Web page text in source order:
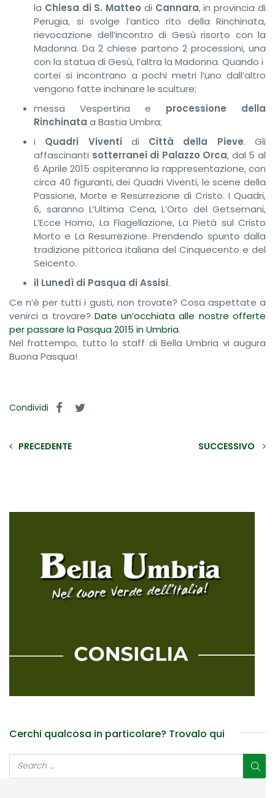
la Chiesa di S. Matteo di Cannara, in provincia di
Perugia, si svolge l’antico rito della Rinchinata,
rievocazione dell’incontro di Gesù risorto con la
Madonna. Da 2 chiese partono 2 processioni, una
con la statua di Gesù, l’altra la Madonna. Quando i
cortei si incontrano a pochi metri l’uno dall’altro
vengono fatte inchinare le sculture;
messa Vespertina e processione della
Rinchinata a Bastia Umbra;
i Quadri Viventi di Città della Pieve. Gli
affascinanti sotterranei di Palazzo Orca, dal 5 al
6 Aprile 2015 ospiteranno la rappresentazione, con
circa 40 figuranti, dei Quadri Viventi, le scene della
Passione, Morte e Resurrezione di Cristo. I Quadri,
6, saranno L’Ultima Cena, L’Orto del Getsemani,
L’Ecce Homo, La Flagellazione, La Pietà sul Cristo
Morto e La Resurrezione. Prendendo spunto dalla
tradizione pittorica italiana del Cinquecento e del
Seicento.
il Lunedì di Pasqua di Assisi.
Ce n’è per tutti i gusti, non trovate? Cosa aspettate a
venirci a trovare? Date un’occhiata alle nostre offerte
per passare la Pasqua 2015 in Umbria.
Nel frattempo, tutto lo staff di Bella Umbria vi augura
Buona Pasqua!
Condividi
PRECEDENTE SUCCESSIVO
Cerchi qualcosa in particolare? Trovalo qui